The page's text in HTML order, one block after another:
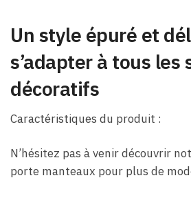
Un style épuré et
s’adapter à tous les
décoratifs
Caractéristiques du produit :
N’hésitez pas à venir découvrir
porte manteaux pour plus de